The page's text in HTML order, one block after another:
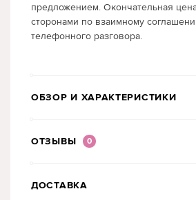
предложением. Окончательная
сторонами по взаимному
телефонного разговора.
ОБЗОР И ХАРАКТЕРИСТИКИ
ОТЗЫВЫ 0
ДОСТАВКА